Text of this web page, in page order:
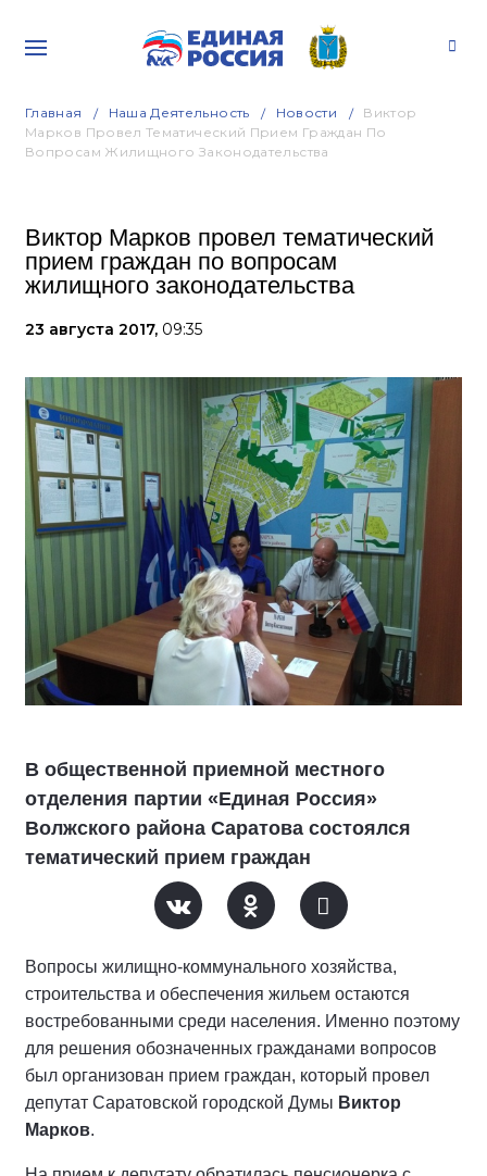
Главная Наша Деятельность Новости
Виктор
Марков Провел Тематический Прием Граждан По
Вопросам Жилищного Законодательства
Виктор Марков провел тематический
прием граждан по вопросам
жилищного законодательства
23 августа 2017, 09:35
В общественной приемной местного
отделения партии «Единая Россия»
Волжского района Саратова состоялся
тематический прием граждан
Вопросы жилищно-коммунального хозяйства,
строительства и обеспечения жильем остаются
востребованными среди населения. Именно поэтому
для решения обозначенных гражданами вопросов
был организован прием граждан, который провел
депутат Саратовской городской Думы Виктор
Марков.